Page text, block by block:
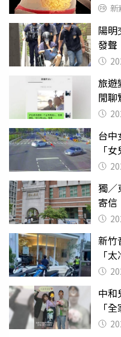
新
陽明
發聲
旅遊
閒聊
台中
「
致死
獨
寄信
關
新竹
「
中
「
摔東